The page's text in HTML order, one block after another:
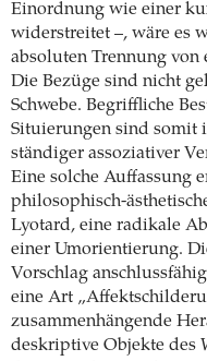
Einordnung wie einer
widerstreitet –, wäre es
absoluten Trennung von
Die Bezüge sind nicht
Schwebe. Begriffliche
Situierungen sind somit
ständiger assoziativer
Eine solche Auffassung
philosophisch-
Lyotard, eine radikale
einer Umorientierung.
Vorschlag
eine Art
zusammenhängende
deskriptive Objekte des